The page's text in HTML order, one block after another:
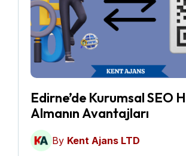
Edirne’de Kurumsal SEO
Almanın Avantajları
By Kent Ajans LTD